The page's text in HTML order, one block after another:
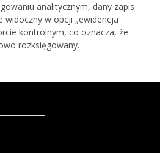
analitycznym, dany zapis
widoczny w opcji „ewidencja
kontrolnym, co oznacza, że
rozksięgowany.